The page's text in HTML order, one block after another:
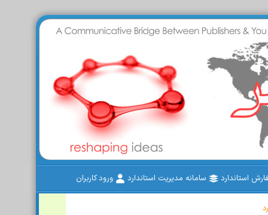
استاندارد سامانه مدیریت استاندارد ورود کاربران